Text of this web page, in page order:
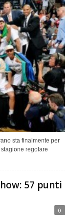
sta finalmente per
regolare
57 punti
0